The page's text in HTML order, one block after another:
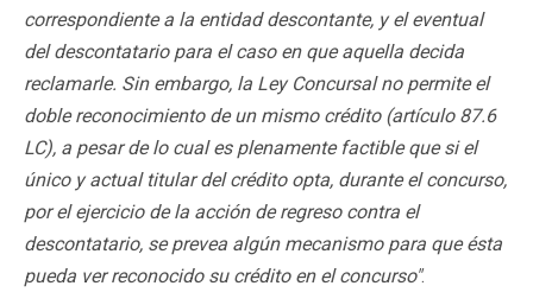
correspondiente a la entidad descontante, y el eventual
del descontatario para el caso en que aquella decida
reclamarle. Sin embargo, la Ley Concursal no permite el
doble reconocimiento de un mismo crédito (artículo 87.6
LC), a pesar de lo cual es plenamente factible que si el
único y actual titular del crédito opta, durante el concurso,
por el ejercicio de la acción de regreso contra el
descontatario, se prevea algún mecanismo para que ésta
pueda ver reconocido su crédito en el concurso".